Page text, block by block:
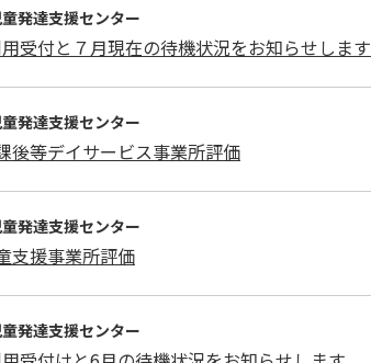
発達⽀援センター
受付と７月現在の待機状況をお知らせします
発達⽀援センター
等デイサービス事業所評価
発達⽀援センター
援事業所評価
発達⽀援センター